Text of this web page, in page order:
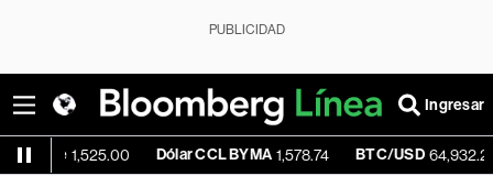
PUBLICIDAD
Ingresar
Dólar CCL BYMA 1,578.74 BTC/USD 64,932.29 -